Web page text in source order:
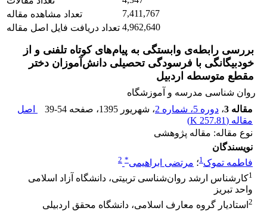
تعداد مشاهده مقاله
7,411,767
تعداد دریافت فایل اصل مقاله 4,962,640
بررسی رابطه‌ی وابستگی به پیام‌های کوتاه تلفنی و از
خودبیگانگی با فرسودگی تحصیلی دانش‌آموزان دختر
مقطع متوسطه اردبیل
روان شناسی مدرسه و آموزشگاه
مقاله 3
، دوره 5، شماره 2 ، شهریور 1395 ، صفحه 39-54
اصل
مقاله (257.81 K
)
نوع مقاله: مقاله پژوهشی
نویسندگان
فاطمه تموک1؛ مرتضی ابراهیمی*
2
1کارشناس ارشد روان‌شناسی تربیتی، دانشگاه آزاد اسلامی
واحد تبریز
2 استادیار گروه معارف اسلامی، دانشگاه محقق اردبیلی